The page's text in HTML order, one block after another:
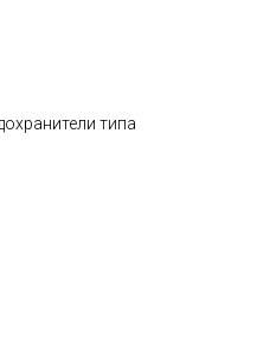
типа